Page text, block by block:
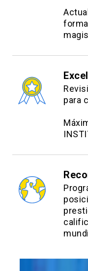
gestión
Sesgo por el
de personas
Aversión a la
Sesgos
personas
Modelos
importancia en
de personas
Estrategias
El curso está
que son
estructurada
para